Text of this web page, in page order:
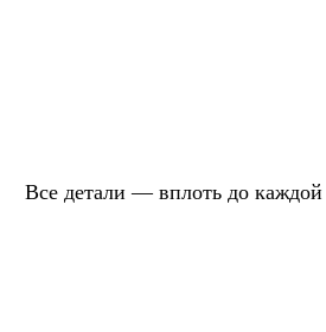
Все детали — вплоть до каждой